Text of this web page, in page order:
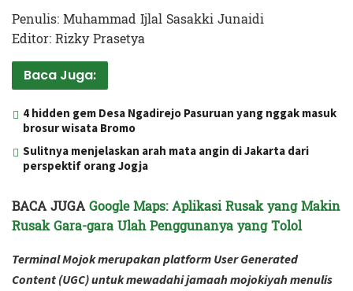
Penulis: Muhammad Ijlal Sasakki Junaidi
Editor: Rizky Prasetya
Baca Juga:
4 hidden gem Desa Ngadirejo Pasuruan yang nggak masuk
brosur wisata Bromo
Sulitnya menjelaskan arah mata angin di Jakarta dari
perspektif orang Jogja
BACA JUGAGoogle Maps: Aplikasi Rusak yang Makin
Rusak Gara-gara Ulah Penggunanya yang Tolol
Terminal Mojok merupakan platform User Generated
Content (UGC) untuk mewadahi jamaah mojokiyah menulis